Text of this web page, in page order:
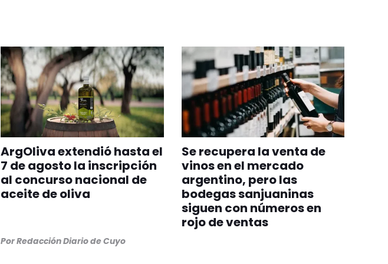
ArgOliva extendió hasta el
7 de agosto la inscripción
al concurso nacional de
aceite de oliva
PorRedacción Diario de Cuyo
Se recupera la venta de
vinos en el mercado
argentino, pero las
bodegas sanjuaninas
siguen con números en
rojo de ventas